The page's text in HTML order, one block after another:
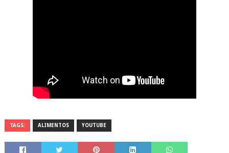
TAGS: ALIMENTOS YOUTUBE